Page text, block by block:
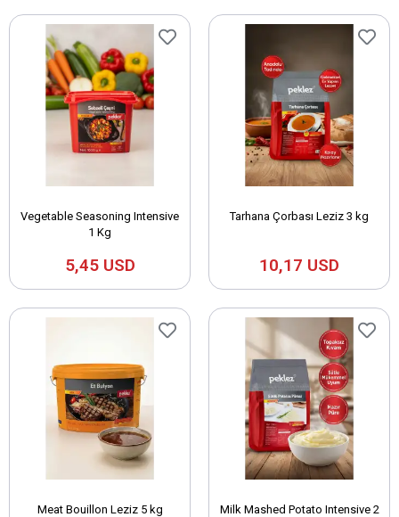
Vegetable Seasoning Intensive
1 Kg
5,45 USD
Tarhana Çorbası Leziz 3 kg
10,17 USD
Meat Bouillon Leziz 5 kg
Milk Mashed Potato Intensive 2